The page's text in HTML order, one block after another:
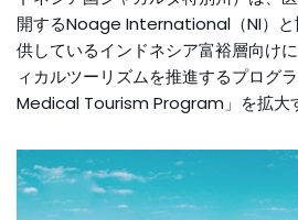
開するNoage International（NI）と
供しているインドネシア富裕層向け
ィカルツーリズムを推進するプログ
Medical Tourism Program」を拡大